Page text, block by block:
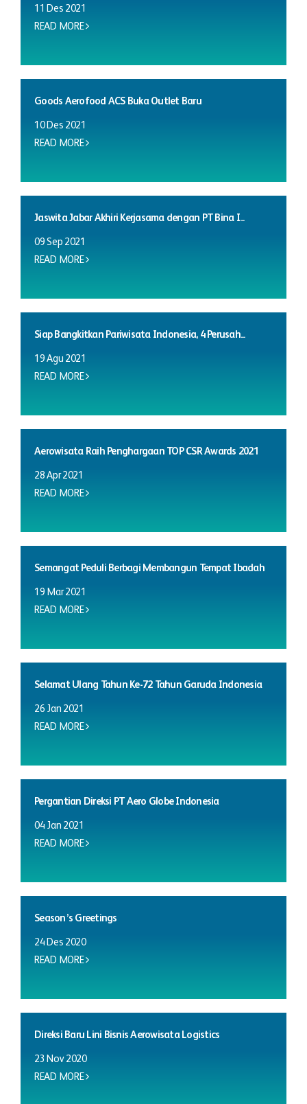
11 Des 2021
READ MORE
Goods Aerofood ACS Buka Outlet Baru
10 Des 2021
READ MORE
Jaswita Jabar Akhiri Kerjasama dengan PT Bina I...
09 Sep 2021
READ MORE
Siap Bangkitkan Pariwisata Indonesia, 4 Perusah...
19 Agu 2021
READ MORE
Aerowisata Raih Penghargaan TOP CSR Awards 2021
28 Apr 2021
READ MORE
Semangat Peduli Berbagi Membangun Tempat Ibadah
19 Mar 2021
READ MORE
Selamat Ulang Tahun Ke-72 Tahun Garuda Indonesia
26 Jan 2021
READ MORE
Pergantian Direksi PT Aero Globe Indonesia
04 Jan 2021
READ MORE
Season’s Greetings
24 Des 2020
READ MORE
Direksi Baru Lini Bisnis Aerowisata Logistics
23 Nov 2020
READ MORE